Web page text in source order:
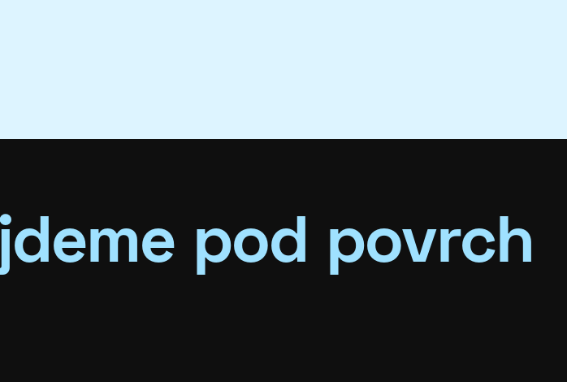
jdeme pod povrch